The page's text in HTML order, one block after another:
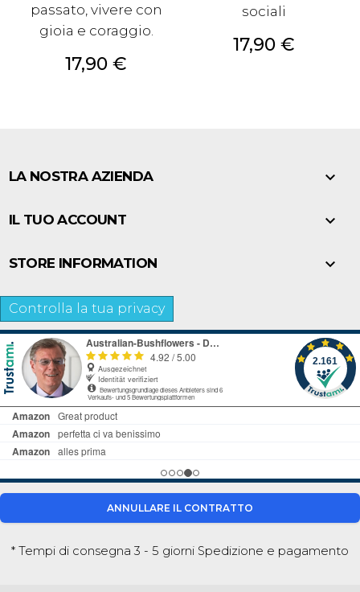
passato, vivere con
gioia e coraggio.
Prezzo
17,90 €
sociali
Prezzo
17,90 €
LA NOSTRA AZIENDA 
IL TUO ACCOUNT 
STORE INFORMATION 
Controlla la tua privacy
ANNULLARE IL CONTRATTO
* Tempi di consegna 3 - 5 giorni Spedizione e pagamento